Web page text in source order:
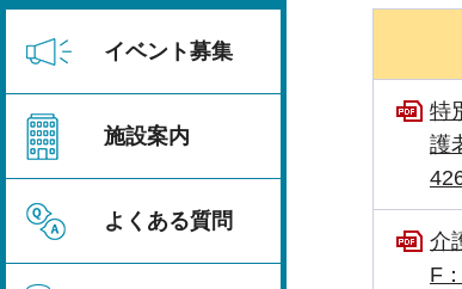
イベント募集
施設案内
よくある質問
特
護
介
F